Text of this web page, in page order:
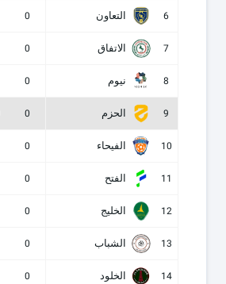
6 التعاون 0
7 الاتفاق 0
8 نيوم 0
9 الحزم 0
10 الفيحاء 0
11 الفتح 0
12 الخليج 0
13 الشباب 0
14 الخلود 0